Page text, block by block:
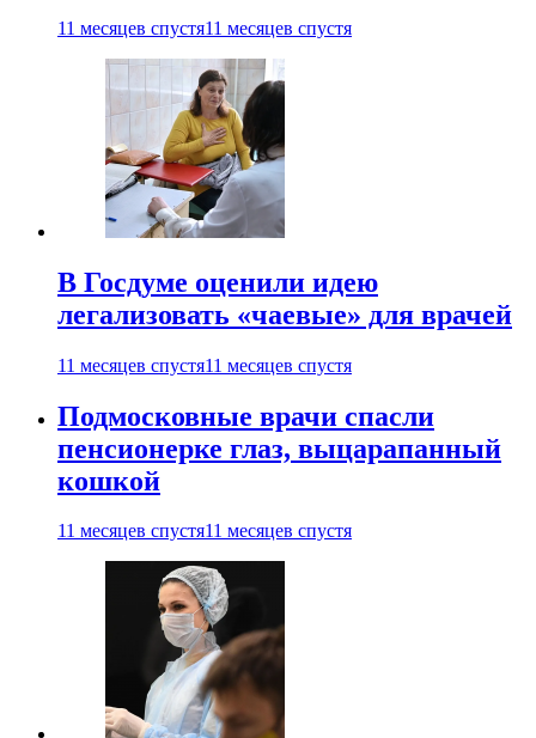
11 месяцев спустя11 месяцев спустя
В Госдуме оценили идею
легализовать «чаевые» для врачей
11 месяцев спустя11 месяцев спустя
Подмосковные врачи спасли
пенсионерке глаз, выцарапанный
кошкой
11 месяцев спустя11 месяцев спустя